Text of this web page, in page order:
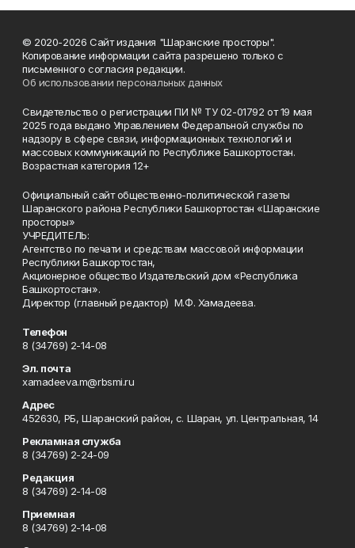
© 2020-2026 Сайт издания "Шаранские просторы".
Копирование информации сайта разрешено только с
письменного согласия редакции.
Об использовании персональных данных
Свидетельство о регистрации ПИ № ТУ 02-01792 от 19 мая
2025 года выдано Управлением Федеральной службы по
надзору в сфере связи, информационных технологий и
массовых коммуникаций по Республике Башкортостан.
Возрастная категория 12+
Официальный сайт общественно-политической газеты
Шаранского района Республики Башкортостан «Шаранские
просторы»
УЧРЕДИТЕЛЬ:
Агентство по печати и средствам массовой информации
Республики Башкортостан,
Акционерное общество Издательский дом «Республика
Башкортостан».
Директор (главный редактор) М.Ф. Хамадеева.
Телефон
8 (34769) 2-14-08
Эл. почта
xamadeeva.m@rbsmi.ru
Адрес
452630, РБ, Шаранский район, с. Шаран, ул. Центральная, 14
Рекламная служба
8 (34769) 2-24-09
Редакция
8 (34769) 2-14-08
Приемная
8 (34769) 2-14-08